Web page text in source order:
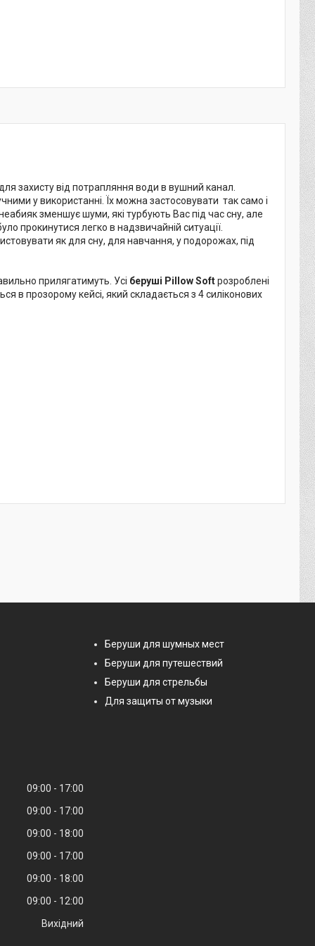
захисту від потрапляння води в вушний канал.
у використанні. Їх можна застосовувати так само і
зменшує шуми, які турбують Вас під час сну, але
прокинутися легко в надзвичайній ситуації.
як для сну, для навчання, у подорожах, під
прилягатимуть. Усі беруші Pillow Softрозроблені
в прозорому кейсі, який складається з 4 силіконових
Беруши для шумных мест
Беруши для путешествий
Беруши для стрельбы
Для защиты от музыки
09:00
17:00
09:00
17:00
09:00
18:00
09:00
17:00
09:00
18:00
09:00
12:00
Вихідний